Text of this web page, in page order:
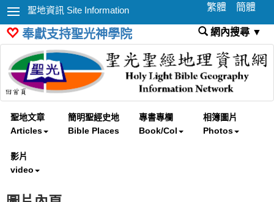
聖地資訊 Site Information 繁體 簡體
奉獻支持聖光神學院 網內搜尋 ▼
聖地文章
Articles
簡明聖經史地
Bible Places
專書專欄
Book/Col
相簿圖片
Photos
影片
video